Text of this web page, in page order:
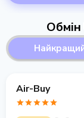
Air-Buy